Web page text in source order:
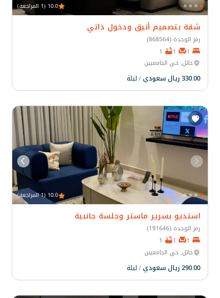
10.0 (1 المراجعة)
شقة بتصميم أنيق ودخول ذاتي
رمز الوحدة (868564)
حائل, حي الجامعيين
330.00 ريال سعودي / ليلة
10.0 (1 المراجعة)
استديو بسرير ماستر وجلسة جانبية
رمز الوحدة (191646)
حائل, حي الجامعيين
290.00 ريال سعودي / ليلة